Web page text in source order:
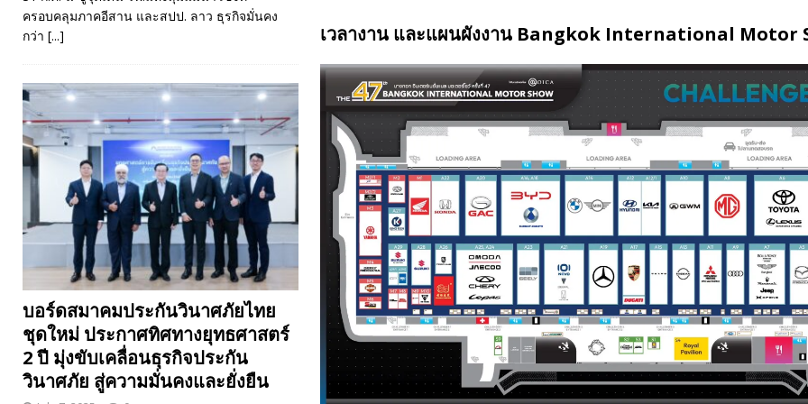
เวลางาน และแผนผังงาน Bangkok International Motor
ครอบคลุมภาคอีสาน และสปป. ลาว ธุรกิจมั่นคง
กว่า [...]
บอร์ดสมาคมประกันวินาศภัยไทย
ชุดใหม่ ประกาศทิศทางยุทธศาสตร์
2 ปี มุ่งขับเคลื่อนธุรกิจประกัน
วินาศภัย สู่ความมั่นคงและยั่งยืน